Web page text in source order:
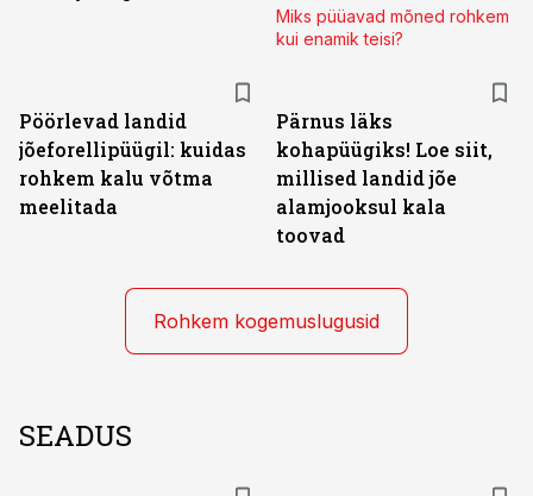
Miks püüavad mõned rohkem
kui enamik teisi?
Pöörlevad landid
jõeforellipüügil: kuidas
rohkem kalu võtma
meelitada
Pärnus läks
kohapüügiks! Loe siit,
millised landid jõe
alamjooksul kala
toovad
Rohkem kogemuslugusid
SEADUS